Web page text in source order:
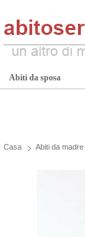
Abiti da sposa
Casa Abiti da madre